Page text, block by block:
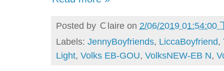
Posted by Ｃlaire on 2/06/2019 01:54:00
Labels: JennyBoyfriends, LiccaBoyfriend,
Light, Volks EB-GOU, VolksNEW-EB N,